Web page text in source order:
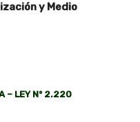
y Medio
– LEY Nº 2.220